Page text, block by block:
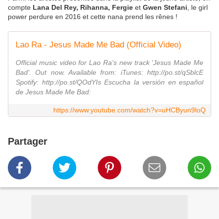
compte Lana Del Rey, Rihanna, Fergie et Gwen Stefani , le girl
power perdure en 2016 et cette nana prend les rênes !
Lao Ra - Jesus Made Me Bad (Official Video)
Official music video for Lao Ra's new track 'Jesus Made Me
Bad'. Out now. Available from: iTunes: http://po.st/qSblcE
Spotify: http://po.st/QOdYIs Escucha la versión en español
de Jesus Made Me Bad:
https://www.youtube.com/watch?v=uHCByun9loQ
Partager